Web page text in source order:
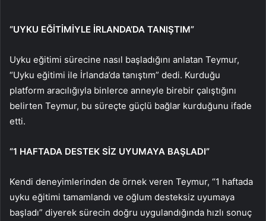
“UYKU EĞİTİMİYLE İRLANDA’DA TANIŞTIM”
Uyku eğitimi sürecine nasıl başladığını anlatan Teymur,
“Uyku eğitimi ile İrlanda’da tanıştım” dedi. Kurduğu
platform aracılığıyla binlerce anneyle birebir çalıştığını
belirten Teymur, bu süreçte güçlü bağlar kurduğunu ifade
etti.
“1 HAFTADA DESTEK SİZ UYUMAYA BAŞLADI”
Kendi deneyimlerinden de örnek veren Teymur, “1 haftada
uyku eğitimi tamamlandı ve oğlum desteksiz uyumaya
başladı” diyerek sürecin doğru uygulandığında hızlı sonuç